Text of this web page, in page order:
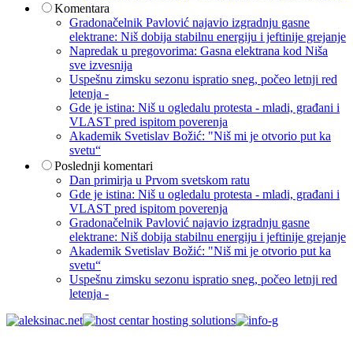
Komentara
Gradonačelnik Pavlović najavio izgradnju gasne
elektrane: Niš dobija stabilnu energiju i jeftinije grejanje
Napredak u pregovorima: Gasna elektrana kod Niša
sve izvesnija
Uspešnu zimsku sezonu ispratio sneg, počeo letnji red
letenja -
Gde je istina: Niš u ogledalu protesta - mladi, građani i
VLAST pred ispitom poverenja
Akademik Svetislav Božić: "Niš mi je otvorio put ka
svetu“
Poslednji komentari
Dan primirja u Prvom svetskom ratu
Gde je istina: Niš u ogledalu protesta - mladi, građani i
VLAST pred ispitom poverenja
Gradonačelnik Pavlović najavio izgradnju gasne
elektrane: Niš dobija stabilnu energiju i jeftinije grejanje
Akademik Svetislav Božić: "Niš mi je otvorio put ka
svetu“
Uspešnu zimsku sezonu ispratio sneg, počeo letnji red
letenja -